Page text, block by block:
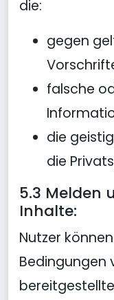
die:
gegen
falsche
die
die
5.3 Melden
Inhalte:
Nutzer
Bedingungen